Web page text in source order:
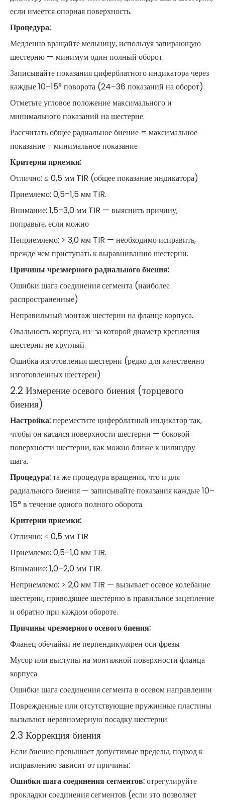
если имеется опорная поверхность.
Процедура:
Медленно вращайте мельницу, используя запирающую
шестерню — минимум один полный оборот.
Записывайте показания циферблатного индикатора через
каждые 10–15° поворота (24–36 показаний на оборот).
Отметьте угловое положение максимального и
минимального показаний на шестерне.
Рассчитать общее радиальное биение = максимальное
показание − минимальное показание
Критерии приемки:
Отлично: ≤ 0,5 мм TIR (общее показание индикатора)
Приемлемо: 0,5–1,5 мм TIR.
Внимание: 1,5–3,0 мм TIR — выяснить причину;
поправьте, если можно
Неприемлемо: > 3,0 мм TIR — необходимо исправить,
прежде чем приступать к выравниванию шестерни.
Причины чрезмерного радиального биения:
Ошибки шага соединения сегмента (наиболее
распространенные)
Неправильный монтаж шестерни на фланце корпуса.
Овальность корпуса, из-за которой диаметр крепления
шестерни не круглый.
Ошибка изготовления шестерни (редко для качественно
изготовленных шестерен)
2.2 Измерение осевого биения (торцевого
биения)
Настройка:переместите циферблатный индикатор так,
чтобы он касался поверхности шестерни — боковой
поверхности шестерни, как можно ближе к цилиндру
шага.
Процедура:та же процедура вращения, что и для
радиального биения — записывайте показания каждые 10–
15° в течение одного полного оборота.
Критерии приемки:
Отлично: ≤ 0,5 мм TIR
Приемлемо: 0,5–1,0 мм TIR.
Внимание: 1,0–2,0 мм TIR.
Неприемлемо: > 2,0 мм TIR — вызывает осевое колебание
шестерни, приводящее шестерню в правильное зацепление
и обратно при каждом обороте.
Причины чрезмерного осевого биения:
Фланец обечайки не перпендикулярен оси фрезы
Мусор или выступы на монтажной поверхности фланца
корпуса
Ошибки шага соединения сегмента в осевом направлении
Поврежденные или отсутствующие пружинные пластины
вызывают неравномерную посадку шестерни.
2.3 Коррекция биения
Если биение превышает допустимые пределы, подход к
исправлению зависит от причины:
Ошибки шага соединения сегментов:отрегулируйте
прокладки соединения сегментов (если это позволяет